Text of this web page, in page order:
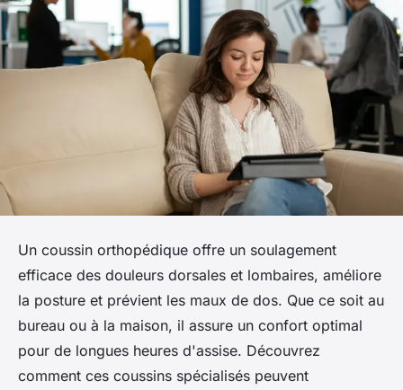
Un coussin orthopédique offre un soulagement
efficace des douleurs dorsales et lombaires, améliore
la posture et prévient les maux de dos. Que ce soit au
bureau ou à la maison, il assure un confort optimal
pour de longues heures d'assise. Découvrez
comment ces coussins spécialisés peuvent